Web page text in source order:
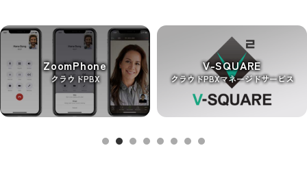
ZoomPhone
クラウドPBX
V-SQUARE
クラウドPBXマネージドサービス